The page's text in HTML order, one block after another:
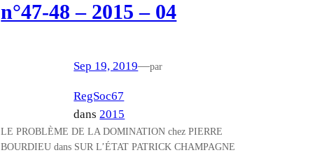
n°47-48 – 2015 – 04
Sep 19, 2019—par
RegSoc67
dans 2015
LE PROBLÈME DE LA DOMINATION chez PIERRE
BOURDIEU dans SUR L’ÉTAT PATRICK CHAMPAGNE